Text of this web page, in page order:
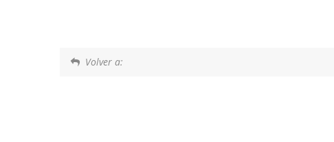
Volver a: